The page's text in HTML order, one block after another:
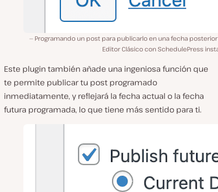
Programando un post para publicarlo en una fecha
Editor Clásico con SchedulePress
Este plugin también añade una ingeniosa función que
te permite publicar tu post programado
inmediatamente, y reflejará la fecha actual o la fecha
futura programada, lo que tiene más sentido para ti.